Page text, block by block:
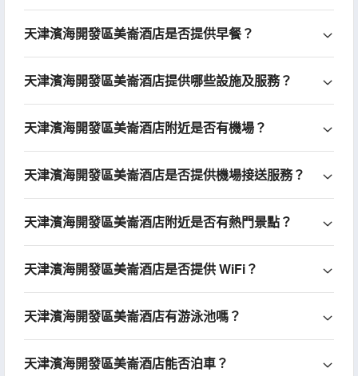
天津濱海開發區美崙酒店是否提供早餐？
天津濱海開發區美崙酒店提供哪些設施及服務？
天津濱海開發區美崙酒店附近是否有機場？
天津濱海開發區美崙酒店是否提供機場接送服務？
天津濱海開發區美崙酒店附近是否有熱門景點？
天津濱海開發區美崙酒店是否提供 WiFi？
天津濱海開發區美崙酒店有游泳池嗎？
天津濱海開發區美崙酒店能否泊車？